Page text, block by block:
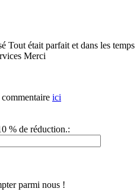
Tout était parfait et dans les temps
Merci
ici
% de réduction.:
parmi nous !